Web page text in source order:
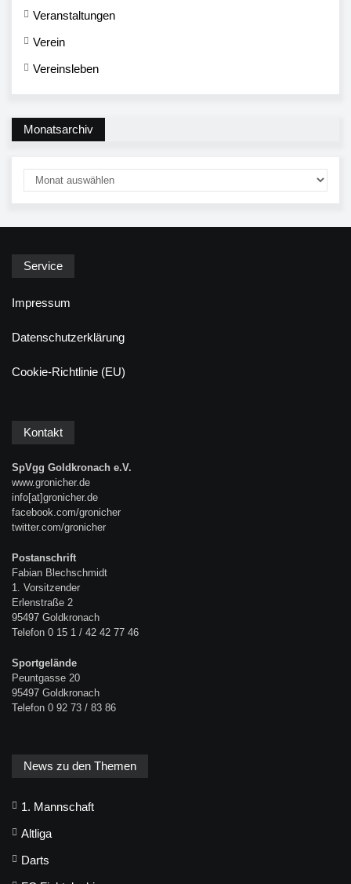
Veranstaltungen
Verein
Vereinsleben
Monatsarchiv
Service
Impressum
Datenschutzerklärung
Cookie-Richtlinie (EU)
Kontakt
SpVgg Goldkronach e.V.
www.gronicher.de
info[at]gronicher.de
facebook.com/gronicher
twitter.com/gronicher
Postanschrift
Fabian Blechschmidt
1. Vorsitzender
Erlenstraße 2
95497 Goldkronach
Telefon 0 15 1 / 42 42 77 46
Sportgelände
Peuntgasse 20
95497 Goldkronach
Telefon 0 92 73 / 83 86
News zu den Themen
1. Mannschaft
Altliga
Darts